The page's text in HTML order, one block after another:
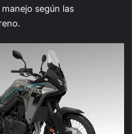
según las